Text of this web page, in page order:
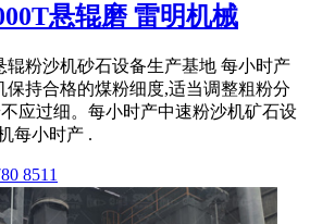
悬辊磨 雷明机械
辊粉沙机砂石设备生产基地 每小时产
保持合格的煤粉细度,适当调整粗粉分
应过细。每小时产中速粉沙机矿石设
每小时产 .
8511